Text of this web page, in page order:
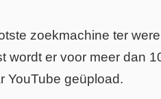
zoekmachine ter
wordt er voor meer dan
YouTube geüpload.